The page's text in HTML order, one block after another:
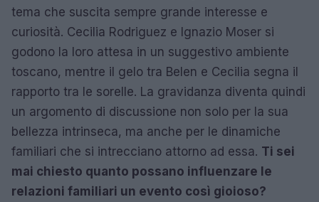
tema che suscita sempre grande interesse e
curiosità. Cecilia Rodriguez e Ignazio Moser si
godono la loro attesa in un suggestivo ambiente
toscano, mentre il gelo tra Belen e Cecilia segna il
rapporto tra le sorelle. La gravidanza diventa quindi
un argomento di discussione non solo per la sua
bellezza intrinseca, ma anche per le dinamiche
familiari che si intrecciano attorno ad essa. Ti sei
mai chiesto quanto possano influenzare le
relazioni familiari un evento così gioioso?